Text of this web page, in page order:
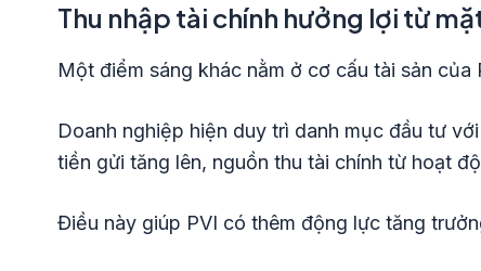
Thu nhập tài chính hưởng lợi từ
Một điểm sáng khác nằm ở cơ cấu tài sản của
Doanh nghiệp hiện duy trì danh mục đầu tư
tiền gửi tăng lên, nguồn thu tài chính từ hoạt
Điều này giúp PVI có thêm động lực tăng